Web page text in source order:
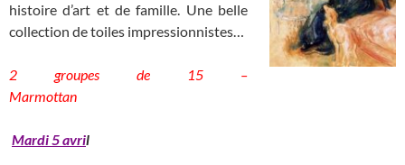
histoire d’art et de famille. Une belle
collection de toiles impressionnistes…
2 groupes de 15 –
Marmottan
Mardi 5 avril